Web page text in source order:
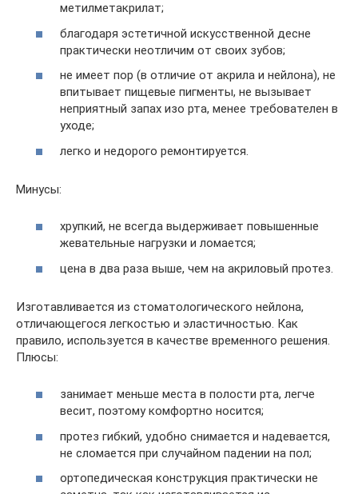
метилметакрилат;
благодаря эстетичной искусственной десне
практически неотличим от своих зубов;
не имеет пор (в отличие от акрила и нейлона), не
впитывает пищевые пигменты, не вызывает
неприятный запах изо рта, менее требователен в
уходе;
легко и недорого ремонтируется.
Минусы:
хрупкий, не всегда выдерживает повышенные
жевательные нагрузки и ломается;
цена в два раза выше, чем на акриловый протез.
Изготавливается из стоматологического нейлона,
отличающегося легкостью и эластичностью. Как
правило, используется в качестве временного решения.
Плюсы:
занимает меньше места в полости рта, легче
весит, поэтому комфортно носится;
протез гибкий, удобно снимается и надевается,
не сломается при случайном падении на пол;
ортопедическая конструкция практически не